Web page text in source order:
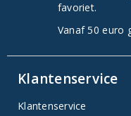
favoriet.
Vanaf 50 euro
Klantenservice
Klantenservice